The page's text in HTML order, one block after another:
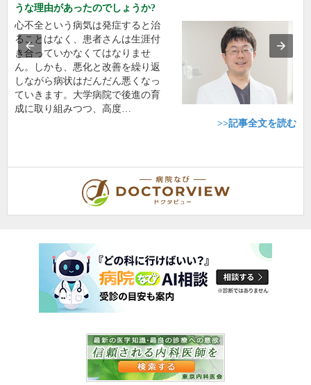
うな理由があったのでしょうか?
心不全という病気は発症すると治
ることはなく、患者さんは生涯付
き合っていかなくてはなりませ
ん。しかも、悪化と改善を繰り返
しながら病状はだんだん悪くなっ
ていきます。大学病院で後進の育
成に取り組みつつ、高度…
>>記事全文を読む